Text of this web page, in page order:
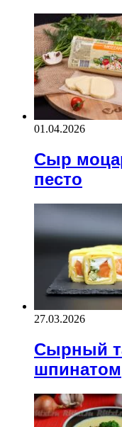
01.04.2026
Сыр
песто
27.03.2026
Сырный
шпинатом